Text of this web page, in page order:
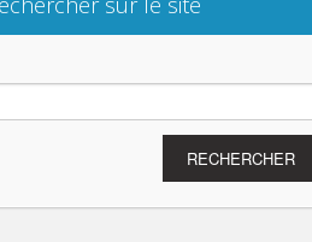
: